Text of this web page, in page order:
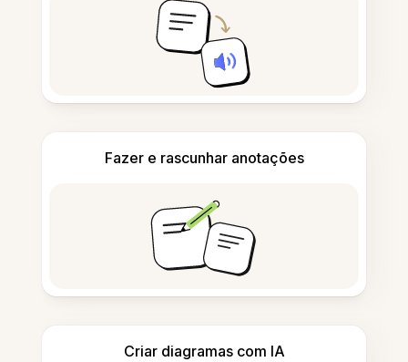
Fazer e rascunhar anotações
Criar diagramas com IA